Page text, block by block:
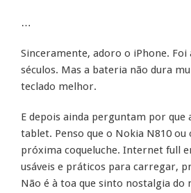
…
Sinceramente, adoro o iPhone.
séculos. Mas a bateria não dura
teclado melhor.
E depois ainda perguntam por que
tablet. Penso que o Nokia N810 ou
próxima coqueluche. Internet full
usáveis e práticos para carregar,
Não é à toa que sinto nostalgia do